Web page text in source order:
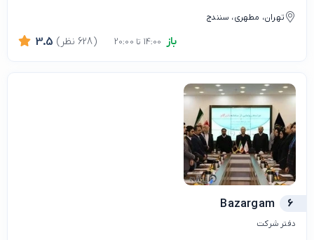
تهران، مطهری، سنندج
باز 3.5 (628 نظر)
6
Bazargam
دفتر شرکت